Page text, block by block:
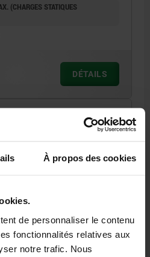
À propos des cookies
de personnaliser le contenu
fonctionnalités relatives aux
notre trafic. Nous
(CHARGES STATIQUES
DÉTAILS
JOINT TORIQUE,
INSERT
À OUTILS